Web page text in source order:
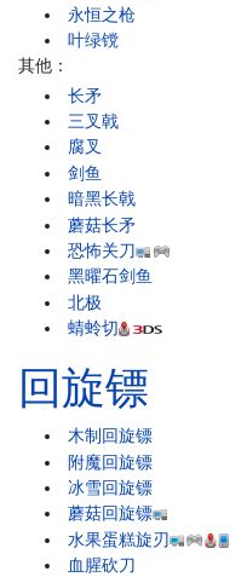
永恒之枪
叶绿镋
其他：
长矛
三叉戟
腐叉
剑鱼
暗黑长戟
蘑菇长矛
恐怖关刀
黑曜石剑鱼
北极
蜻蛉切
回旋镖
木制回旋镖
附魔回旋镖
冰雪回旋镖
蘑菇回旋镖
水果蛋糕旋刃
血腥砍刀